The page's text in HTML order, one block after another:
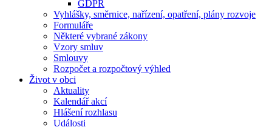
GDPR
Vyhlášky, směrnice, nařízení, opatření, plány rozvoje
Formuláře
Některé vybrané zákony
Vzory smluv
Smlouvy
Rozpočet a rozpočtový výhled
Život v obci
Aktuality
Kalendář akcí
Hlášení rozhlasu
Události